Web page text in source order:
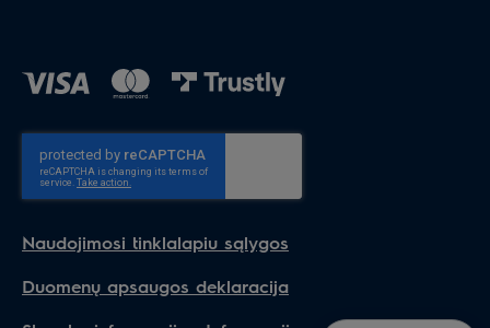
Naudojimosi tinklalapiu sąlygos
Duomenų apsaugos deklaracija